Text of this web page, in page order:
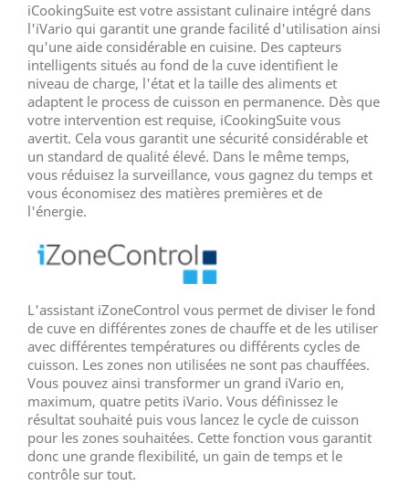
iCookingSuite est votre assistant culinaire intégré dans
l'iVario qui garantit une grande facilité d'utilisation ainsi
qu'une aide considérable en cuisine. Des capteurs
intelligents situés au fond de la cuve identifient le
niveau de charge, l'état et la taille des aliments et
adaptent le process de cuisson en permanence. Dès que
votre intervention est requise, iCookingSuite vous
avertit. Cela vous garantit une sécurité considérable et
un standard de qualité élevé. Dans le même temps,
vous réduisez la surveillance, vous gagnez du temps et
vous économisez des matières premières et de
l'énergie.
L'assistant iZoneControl vous permet de diviser le fond
de cuve en différentes zones de chauffe et de les utiliser
avec différentes températures ou différents cycles de
cuisson. Les zones non utilisées ne sont pas chauffées.
Vous pouvez ainsi transformer un grand iVario en,
maximum, quatre petits iVario. Vous définissez le
résultat souhaité puis vous lancez le cycle de cuisson
pour les zones souhaitées. Cette fonction vous garantit
donc une grande flexibilité, un gain de temps et le
contrôle sur tout.